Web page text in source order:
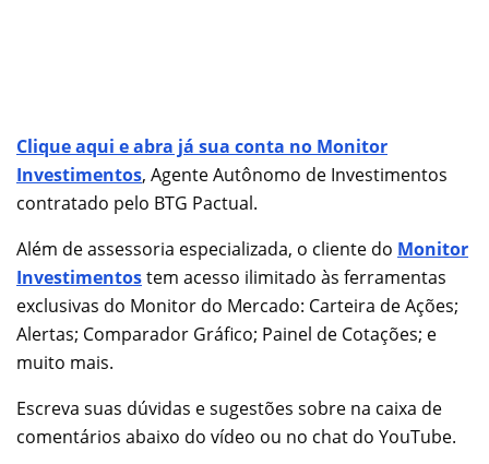
Clique aqui e abra já sua conta no Monitor
Investimentos, Agente Autônomo de Investimentos
contratado pelo BTG Pactual.
Além de assessoria especializada, o cliente do Monitor
Investimentostem acesso ilimitado às ferramentas
exclusivas do Monitor do Mercado: Carteira de Ações;
Alertas; Comparador Gráfico; Painel de Cotações; e
muito mais.
​Escreva suas dúvidas e sugestões sobre na caixa de
comentários abaixo do vídeo ou no chat do YouTube.